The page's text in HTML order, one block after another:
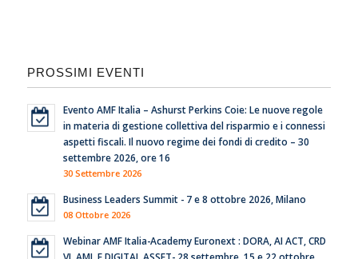
PROSSIMI EVENTI
Evento AMF Italia – Ashurst Perkins Coie: Le nuove regole
in materia di gestione collettiva del risparmio e i connessi
aspetti fiscali. Il nuovo regime dei fondi di credito – 30
settembre 2026, ore 16
30 Settembre 2026
Business Leaders Summit - 7 e 8 ottobre 2026, Milano
08 Ottobre 2026
Webinar AMF Italia-Academy Euronext : DORA, AI ACT, CRD